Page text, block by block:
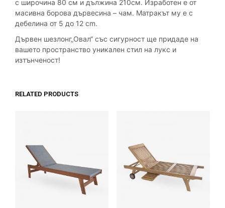
с широчина 80 см и дължина 210см. Изработен е от
масивна борова дървесина – чам. Матракът му е с
дебелина от 5 до 12 cm.
Дървен шезлонг„Овал“ със сигурност ще придаде на
вашето пространство уникален стил на лукс и
изтънченост!
RELATED PRODUCTS